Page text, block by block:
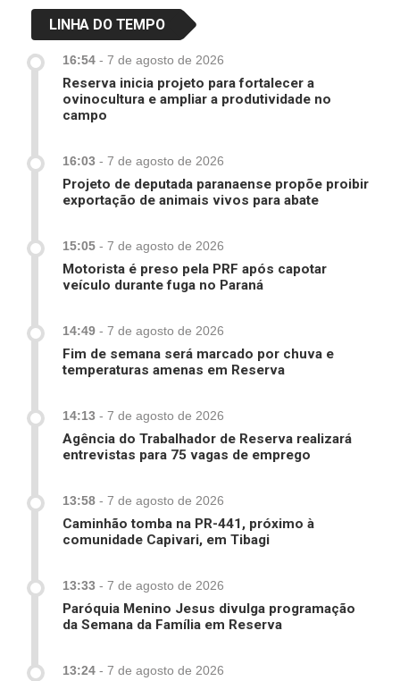
LINHA DO TEMPO
16:54 - 7 de agosto de 2026
Reserva inicia projeto para fortalecer a
ovinocultura e ampliar a produtividade no
campo
16:03 - 7 de agosto de 2026
Projeto de deputada paranaense propõe proibir
exportação de animais vivos para abate
15:05 - 7 de agosto de 2026
Motorista é preso pela PRF após capotar
veículo durante fuga no Paraná
14:49 - 7 de agosto de 2026
Fim de semana será marcado por chuva e
temperaturas amenas em Reserva
14:13 - 7 de agosto de 2026
Agência do Trabalhador de Reserva realizará
entrevistas para 75 vagas de emprego
13:58 - 7 de agosto de 2026
Caminhão tomba na PR-441, próximo à
comunidade Capivari, em Tibagi
13:33 - 7 de agosto de 2026
Paróquia Menino Jesus divulga programação
da Semana da Família em Reserva
13:24 - 7 de agosto de 2026